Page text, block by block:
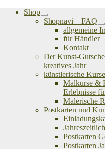
Shop
Untermenü
öffnen
Shopnavi – FAQ
allgemeine
für Händler
Kontakt
Der Kunst-
kreatives Jahr
künstlerische Kurse
Malkurse &
Erlebnisse
Malerische
Postkarten und
Postkarten
Postkarten